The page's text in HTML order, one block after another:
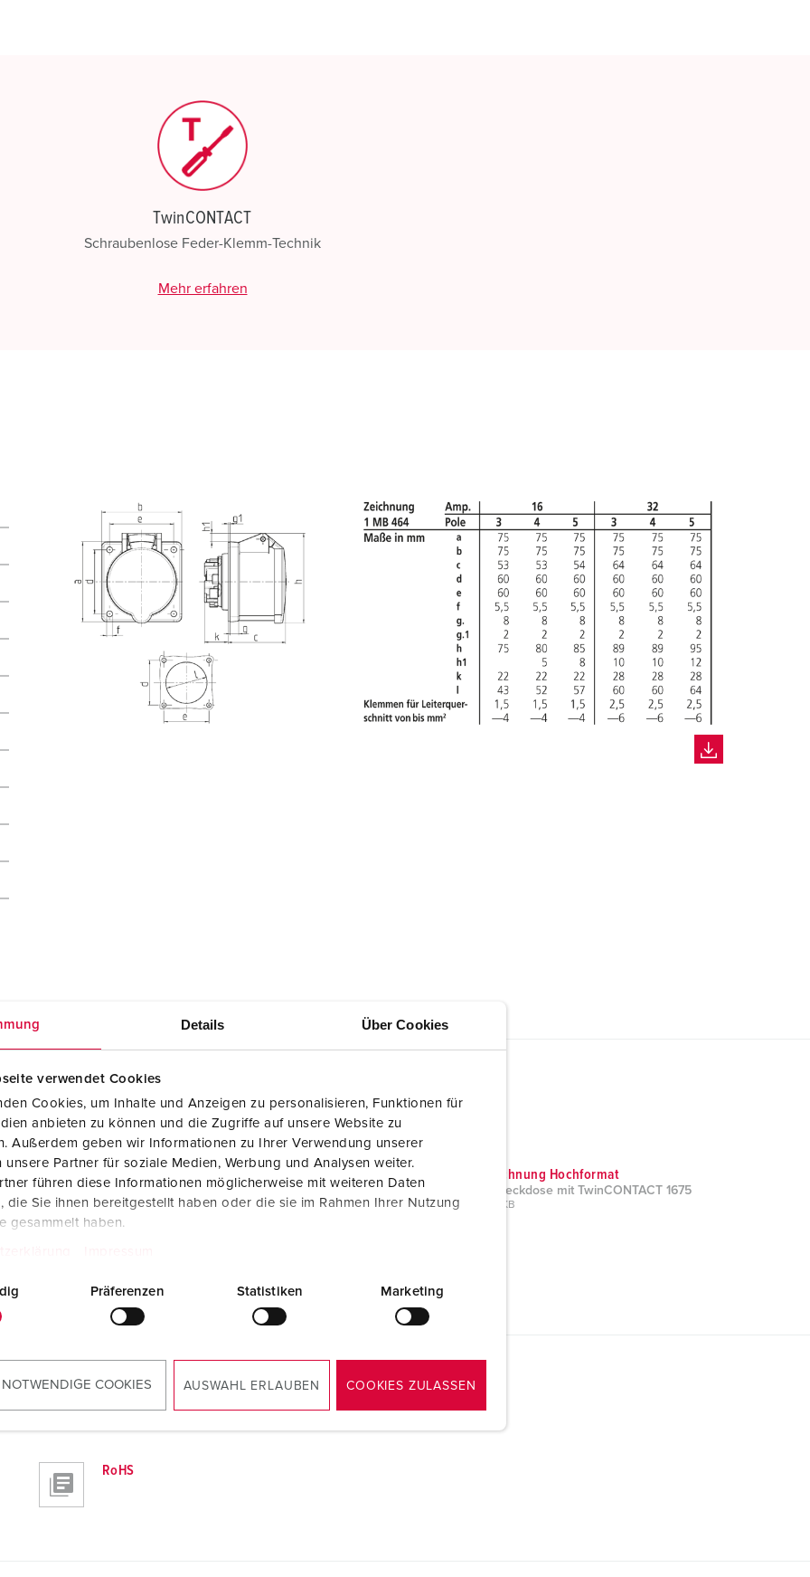
Details Über Cookies
verwendet Cookies
Cookies, um Inhalte und Anzeigen zu personalisieren, Funktionen für
anbieten zu können und die Zugriffe auf unsere Website zu
Außerdem geben wir Informationen zu Ihrer Verwendung unserer
unsere Partner für soziale Medien, Werbung und Analysen weiter.
führen diese Informationen möglicherweise mit weiteren Daten
die Sie ihnen bereitgestellt haben oder die sie im Rahmen Ihrer Nutzung
gesammelt haben.
Präferenzen Statistiken Marketing
COOKIES AUSWAHL ERLAUBEN COOKIES ZULASSEN
TwinCONTACT
Schraubenlose Feder-Klemm-Technik
Mehr erfahren
Montageanleitung / Betriebsanleitung
Anbausteckdose mit TwinCONTACT 1675
PDF, 740 KB
Maßzeichnung Hochformat
Anbausteckdose mit TwinCONTACT 1675
PNG, 35 KB
RoHS